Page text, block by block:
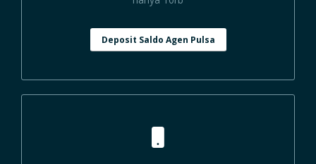
Deposit Saldo Agen Pulsa